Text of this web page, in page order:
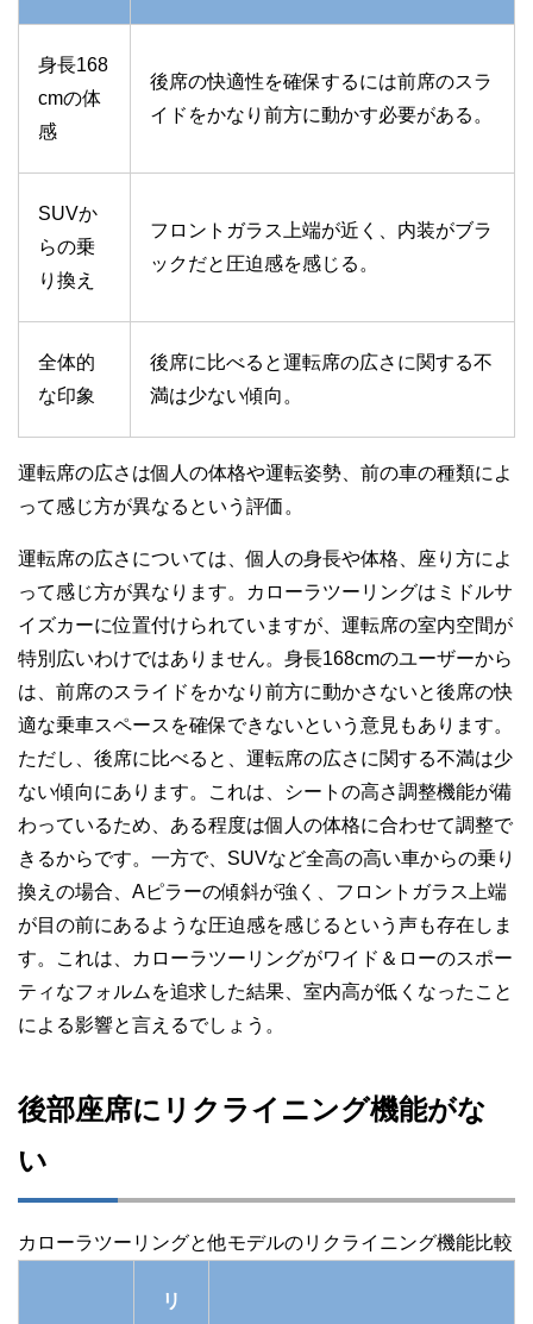
身長168
cmの体
感
後席の快適性を確保するには前席のスラ
イドをかなり前方に動かす必要がある。
SUVか
らの乗
り換え
フロントガラス上端が近く、内装がブラ
ックだと圧迫感を感じる。
全体的
な印象
後席に比べると運転席の広さに関する不
満は少ない傾向。
運転席の広さは個人の体格や運転姿勢、前の車の種類によ
って感じ方が異なるという評価。
運転席の広さについては、個人の身長や体格、座り方によ
って感じ方が異なります。カローラツーリングはミドルサ
イズカーに位置付けられていますが、運転席の室内空間が
特別広いわけではありません。身長168cmのユーザーから
は、前席のスライドをかなり前方に動かさないと後席の快
適な乗車スペースを確保できないという意見もあります。
ただし、後席に比べると、運転席の広さに関する不満は少
ない傾向にあります。これは、シートの高さ調整機能が備
わっているため、ある程度は個人の体格に合わせて調整で
きるからです。一方で、SUVなど全高の高い車からの乗り
換えの場合、Aピラーの傾斜が強く、フロントガラス上端
が目の前にあるような圧迫感を感じるという声も存在しま
す。これは、カローラツーリングがワイド＆ローのスポー
ティなフォルムを追求した結果、室内高が低くなったこと
による影響と言えるでしょう。
後部座席にリクライニング機能がな
い
カローラツーリングと他モデルのリクライニング機能比較
リ